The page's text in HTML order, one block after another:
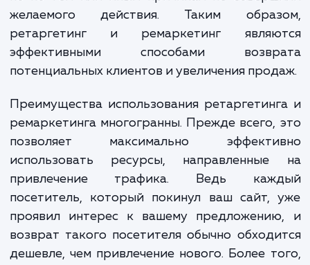
увеличить конверсию. Эти
позволяют показывать рекламу тем
которые уже посещали ваш
интересовались вашим товаром или
но по тем или иным причинам не
желаемого действия. Таким
ретаргетинг и ремаркетинг
эффективными способами
потенциальных клиентов и увеличения
Преимущества использования
ремаркетинга многогранны. Прежде всего,
позволяет максимально